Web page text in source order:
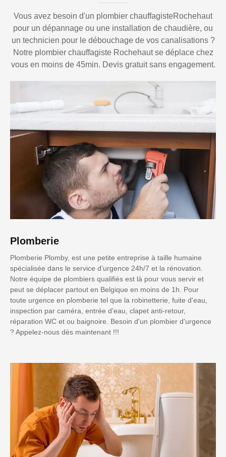
Vous avez besoin d'un plombier chauffagisteRochehaut
pour un dépannage ou une installation de chaudière, ou
un technicien pour le débouchage de vos canalisations ?
Notre plombier chauffagiste Rochehaut se déplace chez
vous en moins de 45min. Devis gratuit sans engagement.
Plomberie
Plomberie Plomby, est une petite entreprise à taille humaine
spécialisée dans le service d’urgence 24h/7 et la rénovation.
Notre équipe de plombiers qualifiés est là pour vous servir et
peut se déplacer partout en Belgique en moins de 1h. Pour
toute urgence en plomberie tel que la robinetterie, fuite d'eau,
inspection par caméra, entrée d'eau, clapet anti-retour,
réparation WC et ou baignoire. Besoin d'un plombier d'urgence
? Appelez-nous dès maintenant !!!